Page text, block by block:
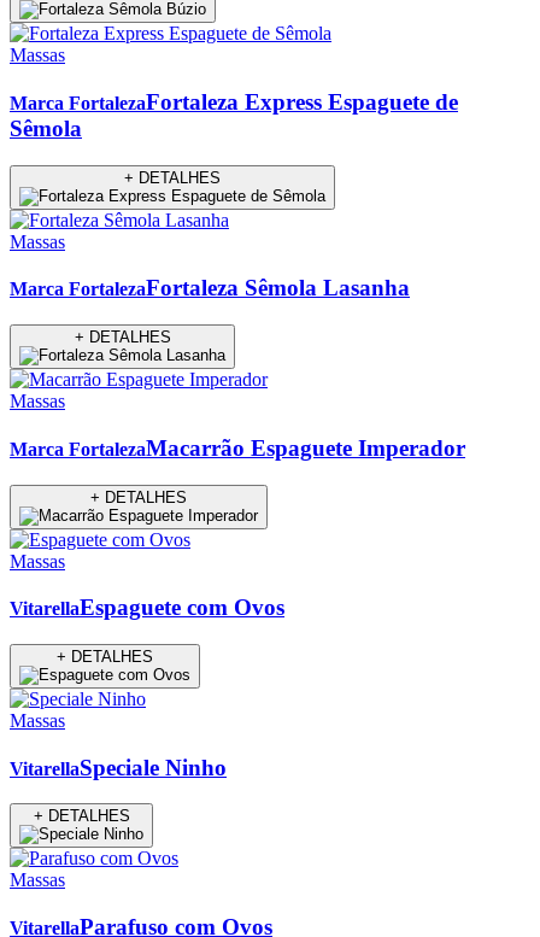
Massas
Marca FortalezaFortaleza Express Espaguete de
Sêmola
+ DETALHES
Massas
Marca FortalezaFortaleza Sêmola Lasanha
+ DETALHES
Massas
Marca FortalezaMacarrão Espaguete Imperador
+ DETALHES
Massas
VitarellaEspaguete com Ovos
+ DETALHES
Massas
VitarellaSpeciale Ninho
+ DETALHES
Massas
VitarellaParafuso com Ovos